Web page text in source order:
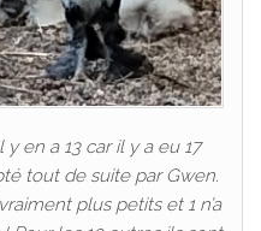
en a 13 car il y a eu 17
tout de suite par Gwen.
plus petits et 1 n’a